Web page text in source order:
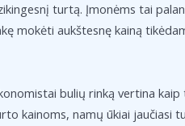
turtą. Įmonėms tai
mokėti aukštesnę kainą
bulių rinką vertina
kainoms, namų ūkiai jaučiasi